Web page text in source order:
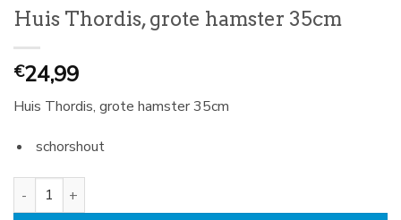
Huis Thordis, grote hamster 35cm
€24,99
Huis Thordis, grote hamster 35cm
schorshout
Huis Thordis, grote hamster 35cm aantal